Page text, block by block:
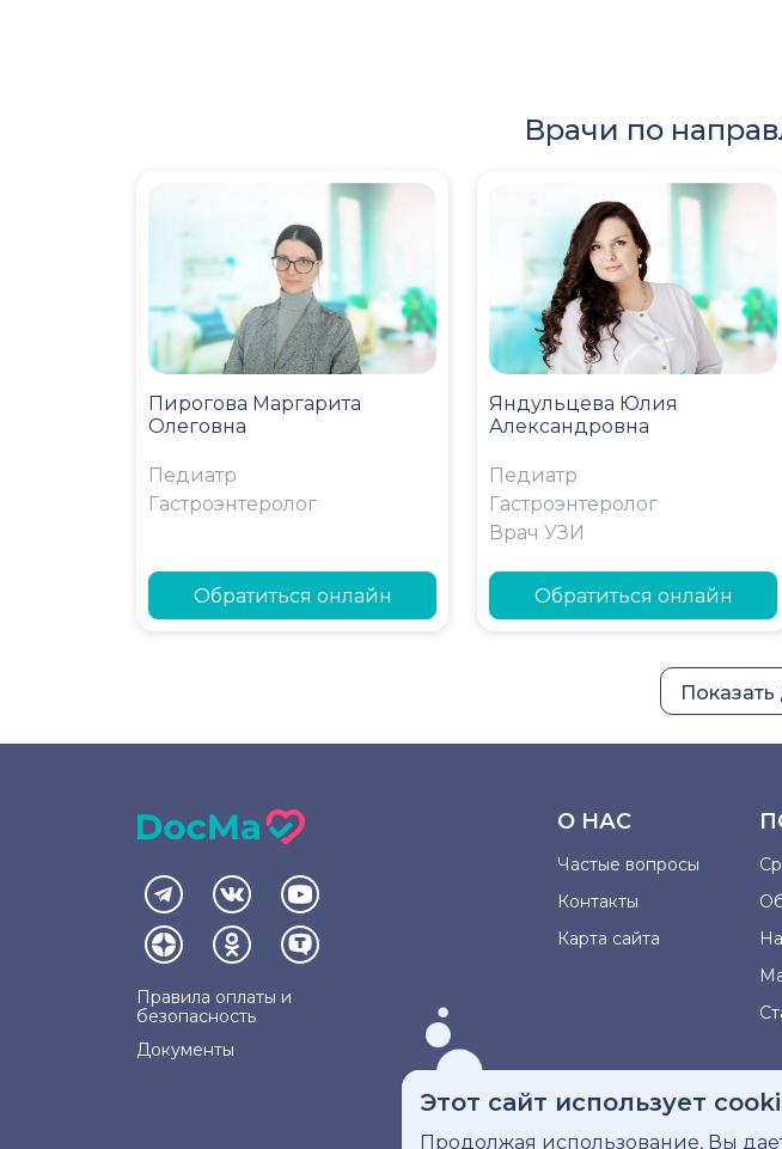
Врачи по
Пирогова Маргарита
Олеговна
Педиатр
Гастроэнтеролог
Обратиться онлайн
Яндульцева Юлия
Александровна
Педиатр
Гастроэнтеролог
Врач УЗИ
Обратиться онлайн
Показать
Этот сайт использует
Продолжая использование, Вы
Правила оплаты и
безопасность
Документы
О НАС
Частые вопросы
Контакты
Карта сайта